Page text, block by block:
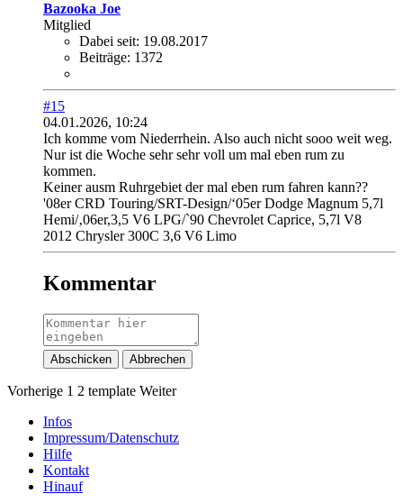
Bazooka Joe
Mitglied
Dabei seit: 19.08.2017
Beiträge: 1372
#15
04.01.2026, 10:24
Ich komme vom Niederrhein. Also auch nicht sooo weit weg.
Nur ist die Woche sehr sehr voll um mal eben rum zu
kommen.
Keiner ausm Ruhrgebiet der mal eben rum fahren kann??
'08er CRD Touring/SRT-Design/‘05er Dodge Magnum 5,7l
Hemi/‚06er,3,5 V6 LPG/`90 Chevrolet Caprice, 5,7l V8
2012 Chrysler 300C 3,6 V6 Limo
Kommentar
Abschicken Abbrechen
Vorherige 1 2 template Weiter
Infos
Impressum/Datenschutz
Hilfe
Kontakt
Hinauf